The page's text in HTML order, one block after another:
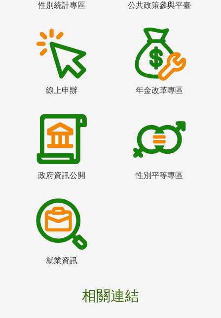
性別統計專區 公共政策參與平臺
線上申辦 年金改革專區
政府資訊公開 性別平等專區
就業資訊
相關連結